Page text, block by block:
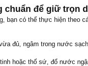
chuẩn để giữ trọn
bạn có thể thực hiện theo
đủ, ngâm trong nước
hoặc thố sứ, đổ nước